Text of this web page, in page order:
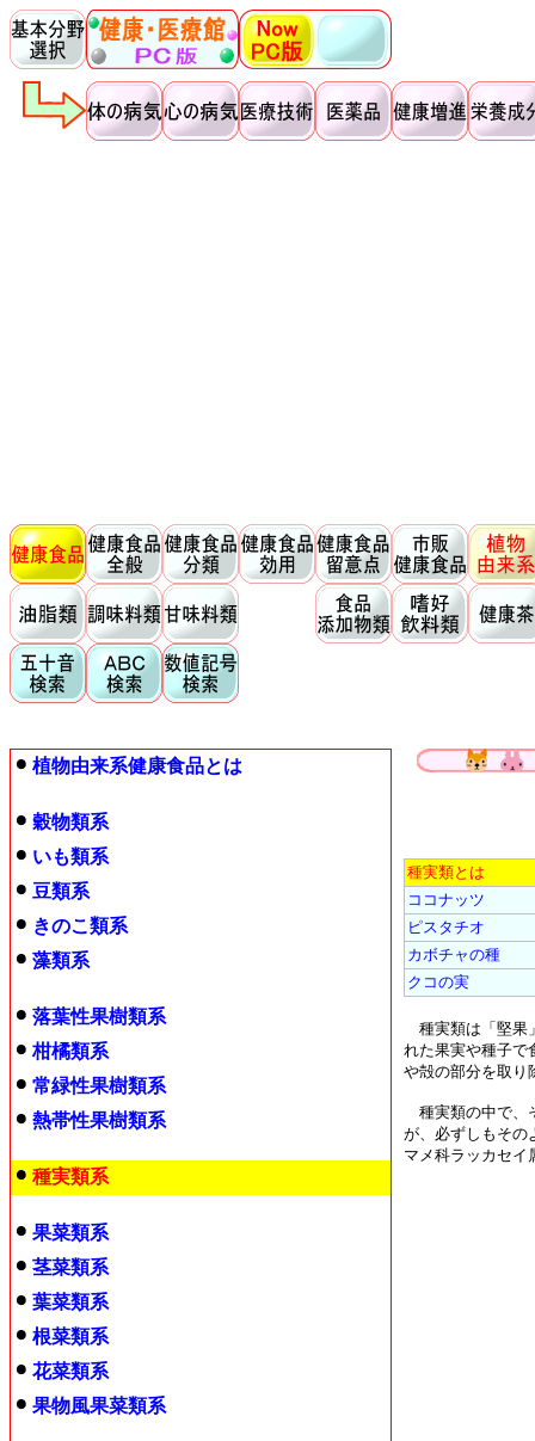
種実類とは
ココナッツ
ピスタチオ
カボチャの種
クコの実
種実類は「堅果
れた果実や種子で
や殻の部分を取り
種実類の中で、
が、必ずしもその
マメ科ラッカセイ
植物由来系健康食品とは
穀物類系
いも類系
豆類系
きのこ類系
藻類系
落葉性果樹類系
柑橘類系
常緑性果樹類系
熱帯性果樹類系
種実類系
果菜類系
茎菜類系
葉菜類系
根菜類系
花菜類系
果物風果菜類系